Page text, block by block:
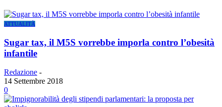
ATTUALITÀ
Sugar tax, il M5S vorrebbe imporla contro l’obesità
infantile
Redazione -
14 Settembre 2018
0